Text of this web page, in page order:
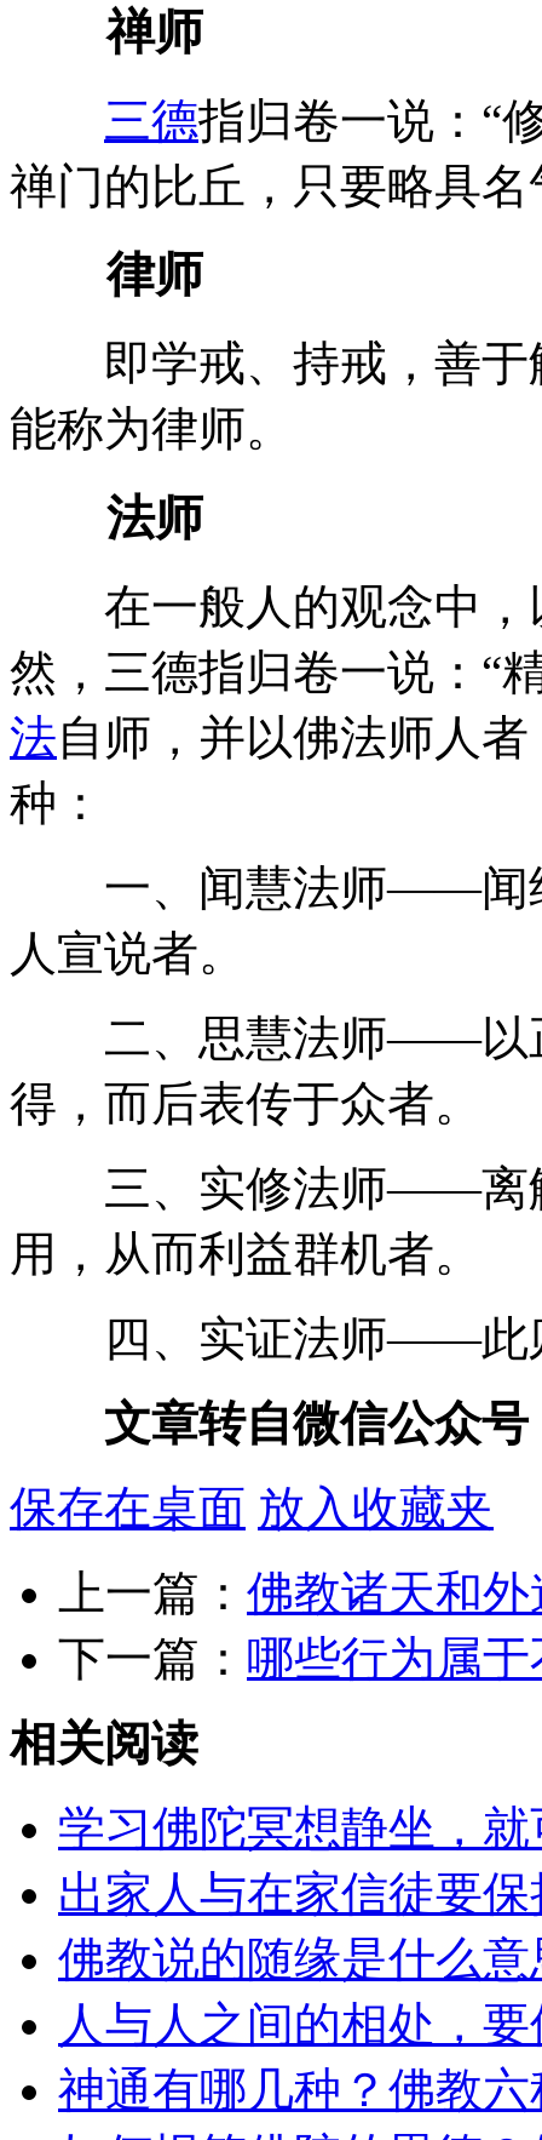
禅师
三德指归卷一说：“
禅门的比丘，只要略具
律师
即学戒、持戒，善于
能称为律师。
法师
在一般人的观念中，
然，三德指归卷一说：“
法自师，并以佛法师人
种：
一、闻慧法师——闻经
人宣说者。
二、思慧法师——以正
得，而后表传于众者。
三、实修法师——离解
用，从而利益群机者。
四、实证法师——此
文章转自微信公众号
保存在桌面 放入收藏夹
上一篇： 佛教诸天和
下一篇： 哪些行为属
相关阅读
学习佛陀冥想静坐，
出家人与在家信徒要
佛教说的随缘是什么
人与人之间的相处，
神通有哪几种？佛教